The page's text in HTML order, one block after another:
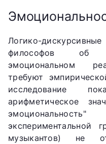
Логико-
философов об
эмоциональном
требуют
исследование
арифметическое
экспериментальной
музыкантов) не